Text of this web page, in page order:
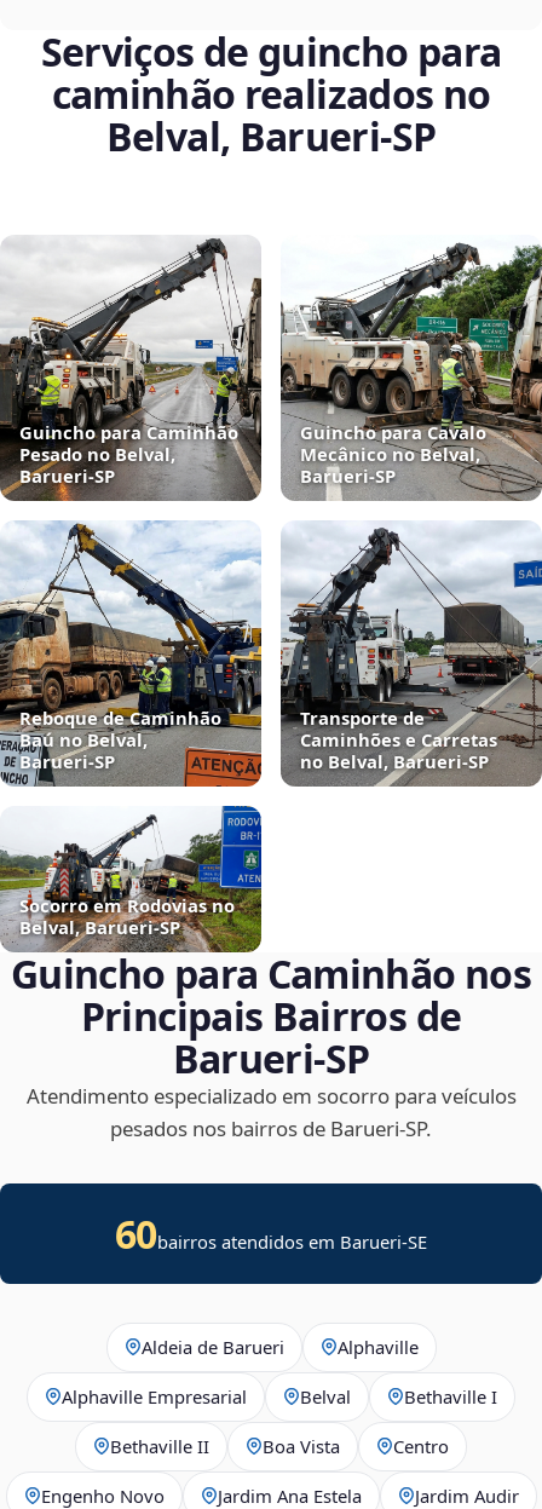
Serviços de guincho para
caminhão realizados no
Belval, Barueri‑SP
Guincho para Caminhão
Pesado no Belval,
Barueri‑SP
Guincho para Cavalo
Mecânico no Belval,
Barueri‑SP
Reboque de Caminhão
Baú no Belval,
Barueri‑SP
Transporte de
Caminhões e Carretas
no Belval, Barueri‑SP
Socorro em Rodovias no
Belval, Barueri‑SP
Guincho para Caminhão nos
Principais Bairros de
Barueri‑SP
Atendimento especializado em socorro para veículos
pesados nos bairros de Barueri‑SP.
60bairros atendidos em Barueri-SE
Aldeia de Barueri Alphaville
Alphaville Empresarial Belval Bethaville I
Bethaville II Boa Vista Centro
Engenho Novo Jardim Ana Estela Jardim Audir